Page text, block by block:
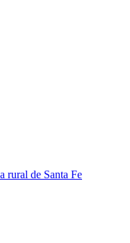
rural de Santa Fe